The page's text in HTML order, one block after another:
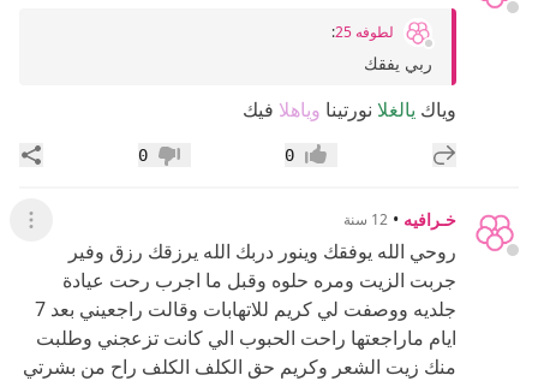
لطوفه 25 :
ربي يفقك
وياك يالغلا نورتينا وياهلا فيك
إضافة رد جديد إعجاب0 عدم إعجاب
0
خـرافيه • 12 سنة عرض
روحي الله يوفقك وينور دربك الله يرزقك رزق وفير
جربت الزيت ومره حلوه وقبل ما اجرب رحت عيادة
جلديه ووصفت لي كريم للاتهابات وقالت راجعيني بعد 7
ايام ماراجعتها راحت الحبوب الي كانت تزعجني وطلبت
منك زيت الشعر وكريم حق الكلف الكلف راح من بشرتي